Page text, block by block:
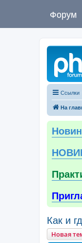
Форум
Ссылки
На
Как и
Новая